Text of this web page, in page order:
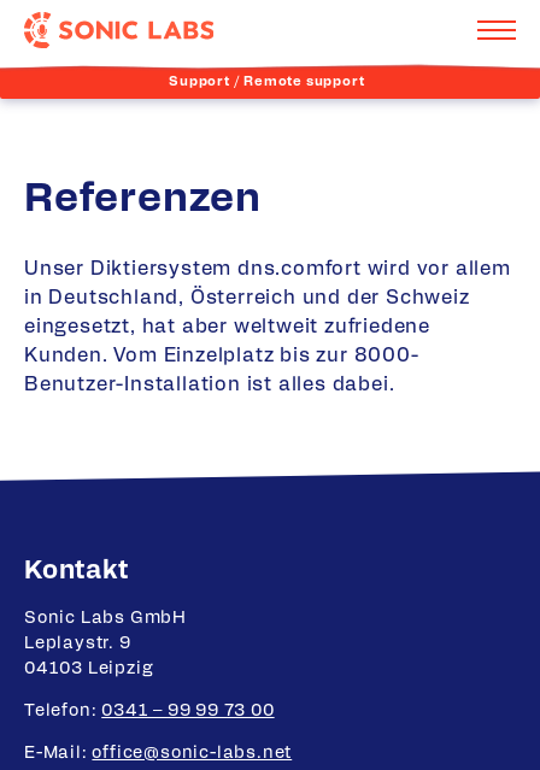
Support / Remote support
Referenzen
Unser Diktiersystem dns.comfort wird vor allem
in Deutschland, Österreich und der Schweiz
eingesetzt, hat aber weltweit zufriedene
Kunden. Vom Einzelplatz bis zur 8000-
Benutzer-Installation ist alles dabei.
Fußbereich-Informationen
Kontakt
Sonic Labs GmbH
Leplaystr. 9
04103 Leipzig
Telefon:0341 – 99 99 73 00
E-Mail:office@sonic-labs.net